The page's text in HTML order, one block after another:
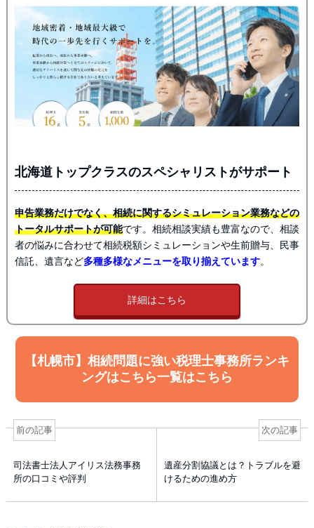
北海道トップクラスのスペシャリストがサポート
申告業務だけでなく、相続に関するシミュレーション業務などの
トータルサポートが可能です。相続相談実績も豊富なので、相談
者の悩みに合わせて相続税額シミュレーションや生前贈与、民事
信託、遺言など多種多様なメニューを取り揃えています。
詳細はこちら
【札幌市】相続問題に強い税理士事務所ランキ
ングはこちら一覧はこちら
前の記事
司法書士法人アイリス法務事務
所の口コミや評判
次の記事
遺産分割協議とは？トラブルを避
けるための進め方